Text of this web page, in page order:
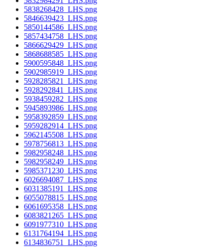
5838268428_LHS.png
5846639423_LHS.png
5850144586_LHS.png
5857434758_LHS.png
5866629429_LHS.png
5868688585_LHS.png
5900595848_LHS.png
5902985919_LHS.png
5928285821_LHS.png
5928292841_LHS.png
5938459282_LHS.png
5945893986_LHS.png
5958392859_LHS.png
5959282914_LHS.png
5962145508_LHS.png
5978756813_LHS.png
5982958248_LHS.png
5982958249_LHS.png
5985371230_LHS.png
6026694087_LHS.png
6031385191_LHS.png
6055078815_LHS.png
6061695358_LHS.png
6083821265_LHS.png
6091977310_LHS.png
6131764194_LHS.png
6134836751_LHS.png